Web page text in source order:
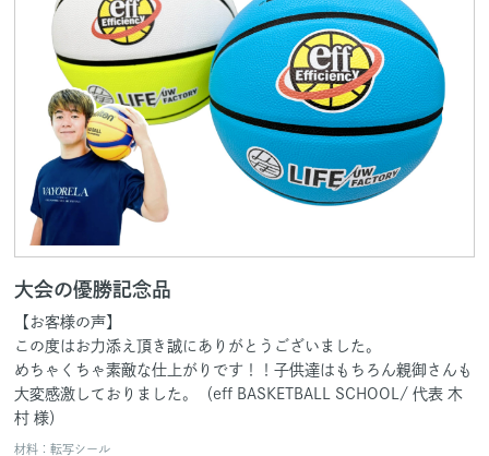
大会の優勝記念品
【お客様の声】
この度はお力添え頂き誠にありがとうございました。
めちゃくちゃ素敵な仕上がりです！！子供達はもちろん親御さんも
大変感激しておりました。（eff BASKETBALL SCHOOL/ 代表 木
村 様）
材料：転写シール